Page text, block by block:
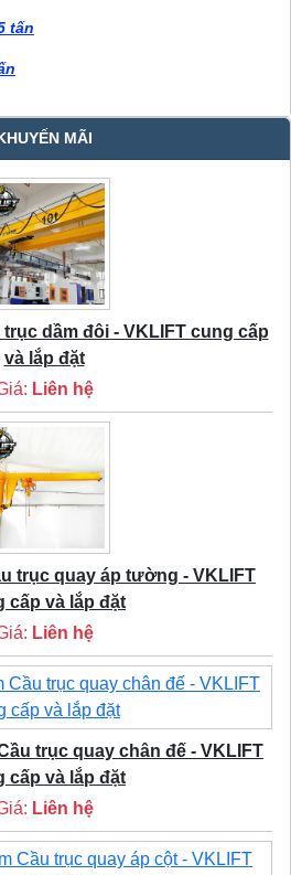
tấn
MÃI
dầm đôi - VKLIFT cung cấp
và lắp đặt
Liên hệ
trục quay áp tường - VKLIFT
cấp và lắp đặt
Liên hệ
trục quay chân đế - VKLIFT
cấp và lắp đặt
Liên hệ